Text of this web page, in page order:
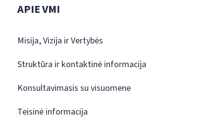
APIE VMI
Misija, Vizija ir Vertybės
Struktūra ir kontaktinė informacija
Konsultavimasis su visuomene
Teisinė informacija